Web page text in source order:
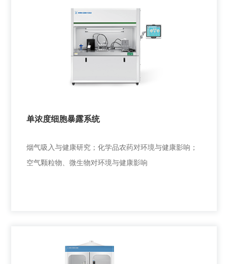
多浓度细胞暴露系统
单浓度细胞暴露系统
烟气吸入与健康研究；化学品农药对环境与健康影响；
空气颗粒物、微生物对环境与健康影响